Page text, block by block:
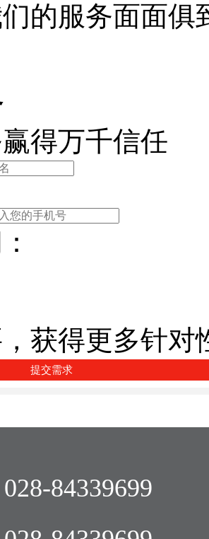
的服务面面俱
得万千信任
获得更多针
028-84339699